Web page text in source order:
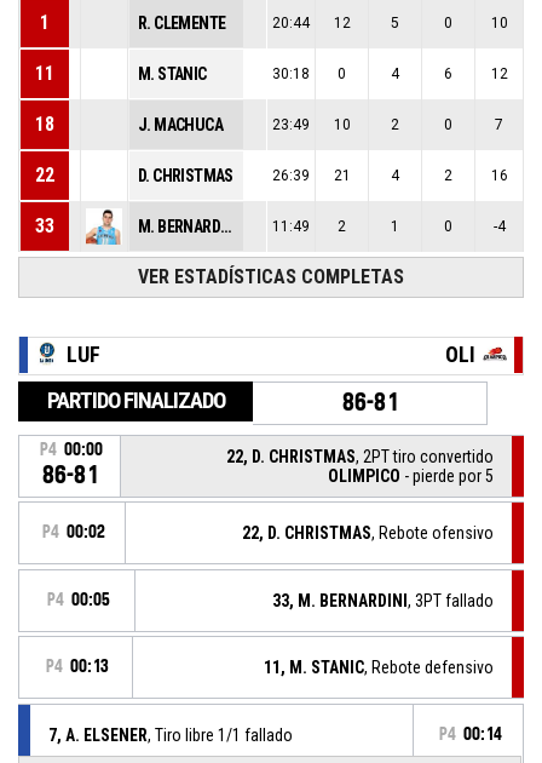
1 R. CLEMENTE 20:44 12 5 0 10
11 M. STANIC 30:18 0 4 6 12
18 J. MACHUCA 23:49 10 2 0 7
22 D. CHRISTMAS 26:39 21 4 2 16
33 M. BERNARDINI 11:49 2 1 0 -4
VER ESTADÍSTICAS COMPLETAS
LUF OLI
PARTIDO FINALIZADO 86-81
P4 00:00
86-81
22, D. CHRISTMAS, 2PT tiro convertido
OLIMPICO - pierde por 5
P4 00:02 22, D. CHRISTMAS, Rebote ofensivo
P4 00:05 33, M. BERNARDINI , 3PT fallado
P4 00:13 11, M. STANIC, Rebote defensivo
7, A. ELSENER, Tiro libre 1/1 fallado P4 00:14